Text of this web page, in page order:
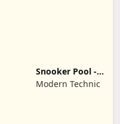
Snooker Pool -
Billiards Game
Modern Technic